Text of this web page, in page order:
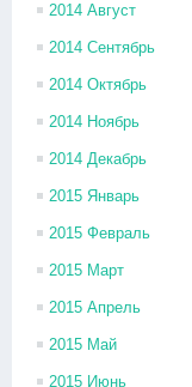
2014 Август
2014 Сентябрь
2014 Октябрь
2014 Ноябрь
2014 Декабрь
2015 Январь
2015 Февраль
2015 Март
2015 Апрель
2015 Май
2015 Июнь